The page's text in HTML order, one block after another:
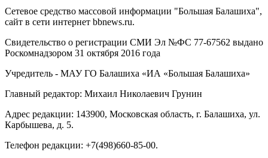
Сетевое средство массовой информации "Большая Балашиха",
сайт в сети интернет bbnews.ru.
Свидетельство о регистрации СМИ Эл №ФС ‎77-67562 выдано
Роскомнадзором 31 октября 2016 года
Учредитель - МАУ ГО Балашиха «ИА «Большая Балашиха»
Главный редактор: Михаил Николаевич Грунин
Адрес редакции: 143900, Московская область, г. Балашиха, ул.
Карбышева, д. 5.
Телефон редакции: +7(498)660-85-00.